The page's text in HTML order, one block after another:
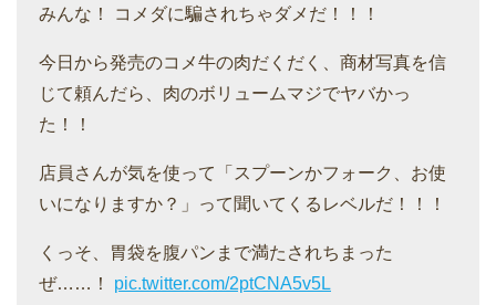
みんな！ コメダに騙されちゃダメだ！！！
今日から発売のコメ牛の肉だくだく、商材写真を信
じて頼んだら、肉のボリュームマジでヤバかっ
た！！
店員さんが気を使って「スプーンかフォーク、お使
いになりますか？」って聞いてくるレベルだ！！！
くっそ、胃袋を腹パンまで満たされちまった
ぜ……！ pic.twitter.com/2ptCNA5v5L